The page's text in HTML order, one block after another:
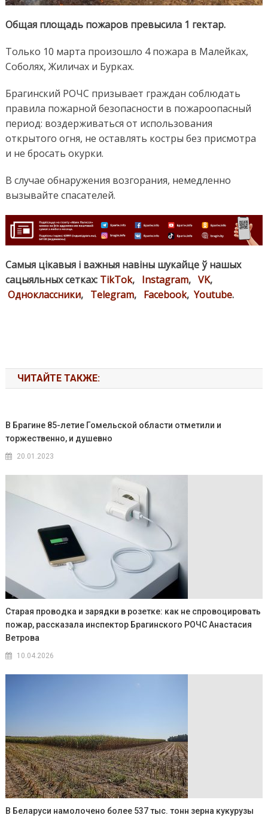
Общая площадь пожаров превысила 1 гектар.
Только 10 марта произошло 4 пожара в Малейках,
Соболях, Жиличах и Бурках.
Брагинский РОЧС призывает граждан соблюдать
правила пожарной безопасности в пожароопасный
период: воздерживаться от использования
открытого огня, не оставлять костры без присмотра
и не бросать окурки.
В случае обнаружения возгорания, немедленно
вызывайте спасателей.
Самыя цікавыя і важныя навіны шукайце ў нашых
сацыяльных сетках: TikTok, Instagram, VK,
Одноклассники, Telegram, Facebook, Youtube.
ЧИТАЙТЕ ТАКЖЕ:
В Брагине 85-летие Гомельской области отметили и
торжественно, и душевно
20.01.2023
Старая проводка и зарядки в розетке: как не спровоцировать
пожар, рассказала инспектор Брагинского РОЧС Анастасия
Ветрова
10.04.2026
В Беларуси намолочено более 537 тыс. тонн зерна кукурузы